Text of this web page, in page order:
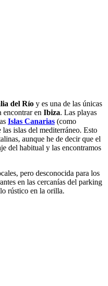
del Río y es una de las únicas
encontrar en Ibiza. Las playas
Islas Canarias (como
las islas del mediterráneo. Esto
aunque he de decir que el
del habitual y las encontramos
pero desconocida para los
en las cercanías del parking
rústico en la orilla.